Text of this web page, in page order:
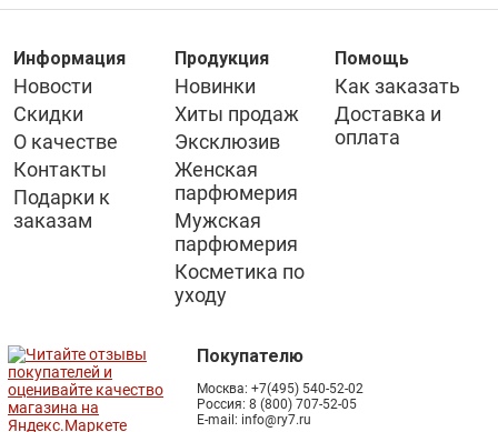
Информация
Новости
Скидки
О качестве
Контакты
Подарки к
заказам
Продукция
Новинки
Хиты продаж
Эксклюзив
Женская
парфюмерия
Мужская
парфюмерия
Косметика по
уходу
Помощь
Как заказать
Доставка и
оплата
Покупателю
Москва: +7(495) 540-52-02
Россия: 8 (800) 707-52-05
E-mail: info@ry7.ru